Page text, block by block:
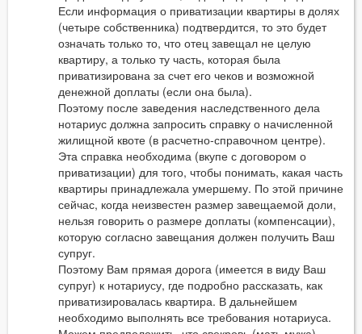
Если информация о приватизации квартиры в долях
(четыре собственника) подтвердится, то это будет
означать только то, что отец завещал не целую
квартиру, а только ту часть, которая была
приватизирована за счет его чеков и возможной
денежной доплаты (если она была).
Поэтому после заведения наследственного дела
нотариус должна запросить справку о начисленной
жилищной квоте (в расчетно-справочном центре).
Эта справка необходима (вкупе с договором о
приватизации) для того, чтобы понимать, какая часть
квартиры принадлежала умершему. По этой причине
сейчас, когда неизвестен размер завещаемой доли,
нельзя говорить о размере доплаты (компенсации),
которую согласно завещания должен получить Ваш
супруг.
Поэтому Вам прямая дорога (имеется в виду Ваш
супруг) к нотариусу, где подробно рассказать, как
приватизировалась квартира. В дальнейшем
необходимо выполнять все требования нотариуса.